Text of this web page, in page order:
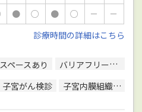
● ○ ● ○ －
－
診療時間の詳細はこちら
ペースあり バリアフリー対応
子宮がん検診 子宮内膜組織検査